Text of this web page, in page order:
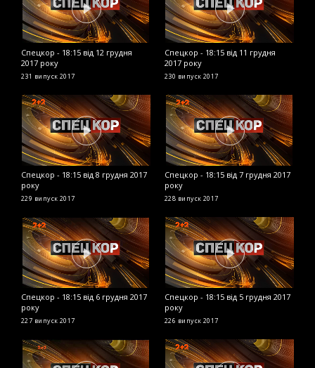
Спецкор - 18:15 від 12 грудня
2017 року
231 випуск 2017
Спецкор - 18:15 від 11 грудня
2017 року
230 випуск 2017
Спецкор - 18:15 від 8 грудня 2017
року
229 випуск 2017
Спецкор - 18:15 від 7 грудня 2017
року
228 випуск 2017
Спецкор - 18:15 від 6 грудня 2017
року
227 випуск 2017
Спецкор - 18:15 від 5 грудня 2017
року
226 випуск 2017